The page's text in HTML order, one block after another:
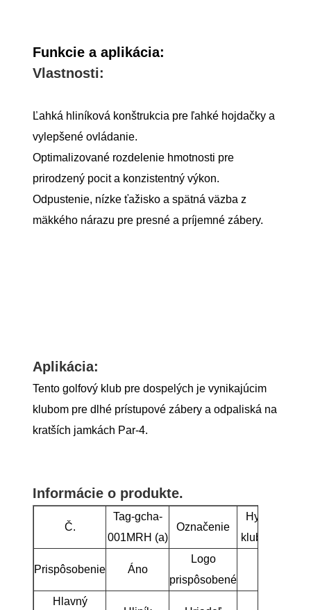
Funkcie a aplikácia:
Vlastnosti:
Ľahká hliníková konštrukcia pre ľahké hojdačky a
vylepšené ovládanie.
Optimalizované rozdelenie hmotnosti pre
prirodzený pocit a konzistentný výkon.
Odpustenie, nízke ťažisko a spätná väzba z
mäkkého nárazu pre presné a príjemné zábery.
Aplikácia:
Tento golfový klub pre dospelých je vynikajúcim
klubom pre dlhé prístupové zábery a odpaliská na
kratších jamkách Par-4.
Informácie o produkte.
Č.
Tag-gcha-
001MRH (a)
Označenie
Hybridný
klub pre
Prispôsobenie Áno
Logo
prispôsobené
Hlavný